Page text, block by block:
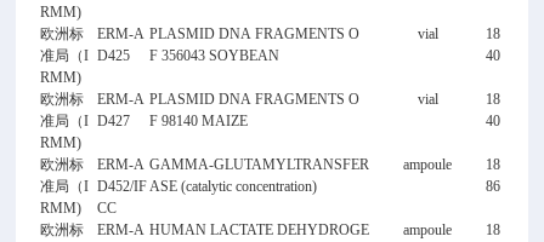
RMM)
欧洲标
准局（I
RMM)
ERM-A
D425
PLASMID DNA FRAGMENTS O
F 356043 SOYBEAN
vial
18
40
欧洲标
准局（I
RMM)
ERM-A
D427
PLASMID DNA FRAGMENTS O
F 98140 MAIZE
vial
18
40
欧洲标
准局（I
RMM)
ERM-A
D452/IF
CC
GAMMA-GLUTAMYLTRANSFER
ASE (catalytic concentration)
ampoule
18
86
欧洲标
ERM-A HUMAN LACTATE DEHYDROGE
ampoule
18